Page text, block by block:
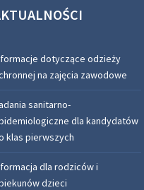
dotyczące odzieży
na zajęcia zawodowe
sanitarno-
dla kandydatów
klas pierwszych
dla rodziców i
dzieci